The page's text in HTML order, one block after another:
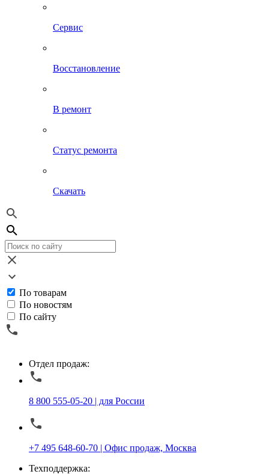
Сервис
Восстановление
В ремонт
Статус ремонта
Скачать
По товарам
По новостям
По сайту
Отдел продаж:
8 800 555-05-20 | для России
+7 495 648-60-70 | Офис продаж, Москва
Техподдержка: